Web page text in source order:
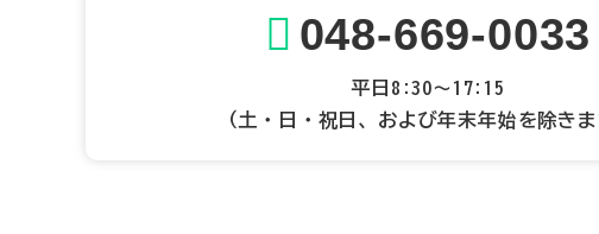
048-669-0033
平日8:30～17:15
（土・日・祝日、および年末年始を除きま